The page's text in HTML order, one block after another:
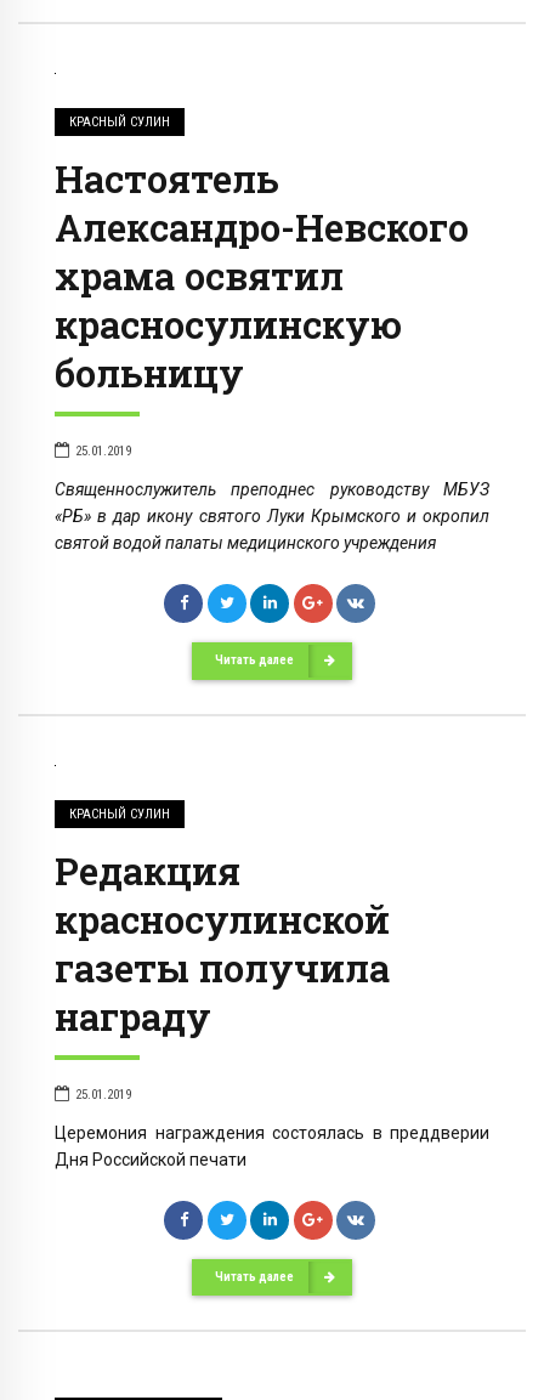
КРАСНЫЙ СУЛИН
Настоятель
Александро-Невского
храма освятил
красносулинскую
больницу
25.01.2019
Священнослужитель преподнес руководству МБУЗ
«РБ» в дар икону святого Луки Крымского и окропил
святой водой палаты медицинского учреждения
Читать далее
КРАСНЫЙ СУЛИН
Редакция
красносулинской
газеты получила
награду
25.01.2019
Церемония награждения состоялась в преддверии
Дня Российской печати
Читать далее